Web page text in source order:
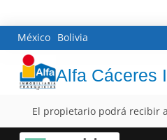
México Bolivia
Alfa Cáceres
El propietario podrá recibir